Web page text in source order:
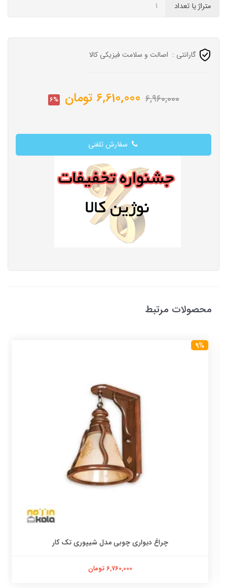
متراژ یا تعداد
گارانتی : اصالت و سلامت فیزیکی کالا
6,960,000
6,610,000 تومان 6%
سفارش تلفنی
محصولات مرتبط
9%
چراغ دیواری چوبی مدل شیپوری تک کار
6,760,000 تومان